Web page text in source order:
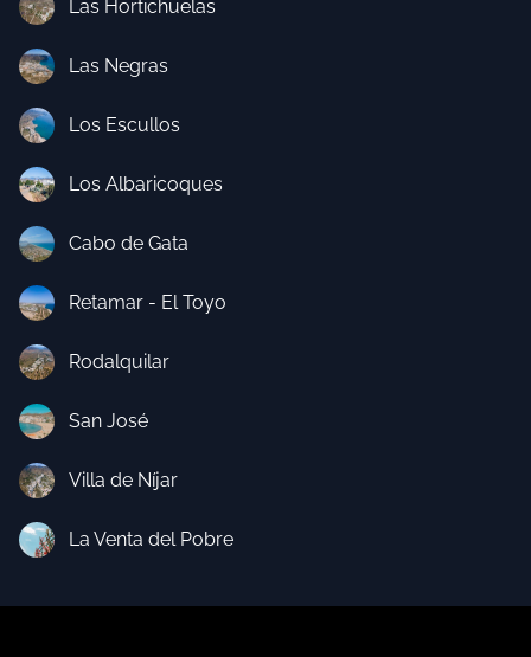
Las Hortichuelas
Las Negras
Los Escullos
Los Albaricoques
Cabo de Gata
Retamar - El Toyo
Rodalquilar
San José
Villa de Níjar
La Venta del Pobre